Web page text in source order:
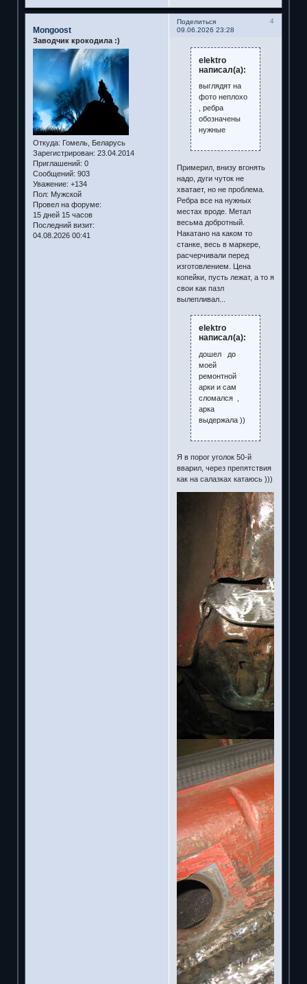
Поделиться
4
09.06.2026 23:28
Mongoost
Заводчик крокодила :)
Откуда: Гомель, Беларусь
Зарегистрирован: 23.04.2014
Приглашений: 0
Сообщений: 903
Уважение: +134
Пол: Мужской
Провел на форуме:
15 дней 15 часов
Последний визит:
04.08.2026 00:41
elektro
написал(а):
выглядят на
фото неплохо
, ребра
обозначены
нужные
Примерил, внизу вгонять
надо, дуги чуток не
хватает, но не проблема.
Ребра все на нужных
местах вроде. Метал
весьма добротный.
Накатано на каком то
станке, весь в маркере,
расчерчивали перед
изготовлением. Цена
копейки, пусть лежат, а то я
свои как пазл
вылепливал...
elektro
написал(а):
дошел до
моей
ремонтной
арки и сам
сломался ,
арка
выдержала ))
Я в порог уголок 50-й
вварил, через препятствия
как на салазках катаюсь )))